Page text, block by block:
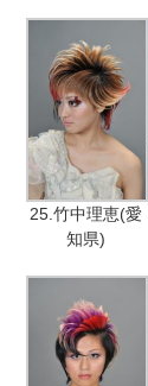
25.竹中理恵(愛
知県)